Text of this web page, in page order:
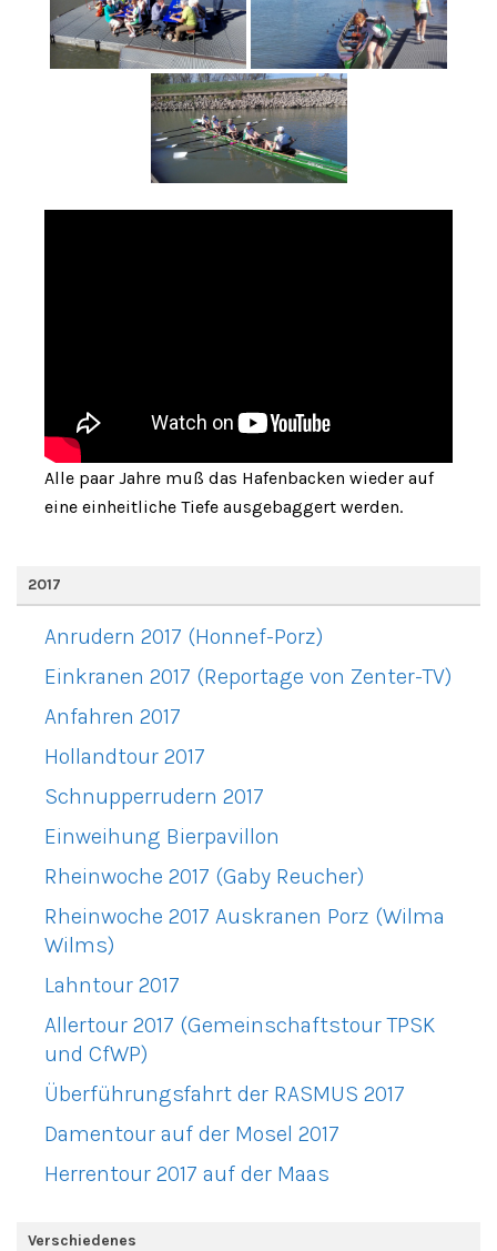
Alle paar Jahre muß das Hafenbacken wieder auf
eine einheitliche Tiefe ausgebaggert werden.
2017
Anrudern 2017 (Honnef-Porz)
Einkranen 2017 (Reportage von Zenter-TV)
Anfahren 2017
Hollandtour 2017
Schnupperrudern 2017
Einweihung Bierpavillon
Rheinwoche 2017 (Gaby Reucher)
Rheinwoche 2017 Auskranen Porz (Wilma
Wilms)
Lahntour 2017
Allertour 2017 (Gemeinschaftstour TPSK
und CfWP)
Überführungsfahrt der RASMUS 2017
Damentour auf der Mosel 2017
Herrentour 2017 auf der Maas
Verschiedenes